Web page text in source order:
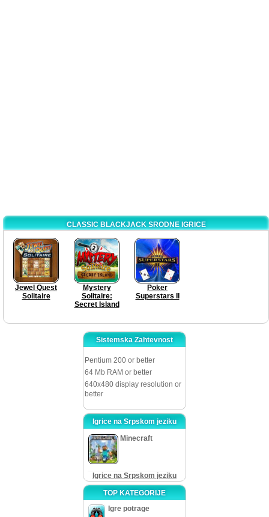
CLASSIC BLACKJACK SRODNE IGRICE
Jewel Quest
Solitaire
Mystery
Solitaire:
Secret Island
Poker
Superstars II
Sistemska Zahtevnost
Pentium 200 or better
64 Mb RAM or better
640x480 display resolution or
better
Igrice na Srpskom jeziku
Minecraft
Igrice na Srpskom jeziku
TOP KATEGORIJE
Igre potrage